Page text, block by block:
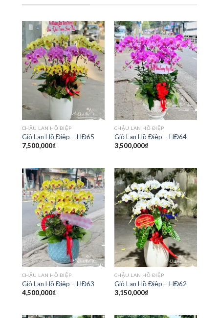
CHẬU LAN HỒ ĐIỆP
Giỏ Lan Hồ Điệp – HĐ65
7,500,000₫
CHẬU LAN HỒ ĐIỆP
Giỏ Lan Hồ Điệp – HĐ64
3,500,000₫
CHẬU LAN HỒ ĐIỆP
Giỏ Lan Hồ Điệp – HĐ63
4,500,000₫
CHẬU LAN HỒ ĐIỆP
Giỏ Lan Hồ Điệp – HĐ62
3,150,000₫